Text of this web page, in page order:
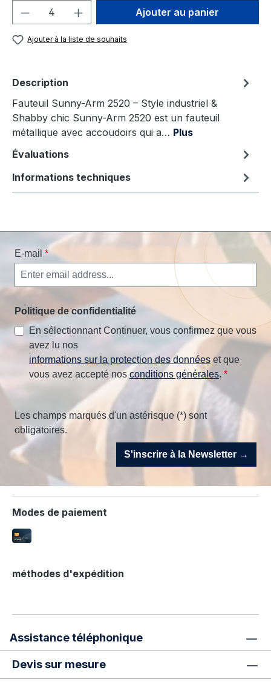
Quantité de produit : Entrez la
Ajouter au panier
Ajouter à la liste de souhaits
Description
Fauteuil Sunny-Arm 2520 – Style industriel &
Shabby chic Sunny-Arm 2520 est un fauteuil
métallique avec accoudoirs qui a… Plus
Évaluations
Informations techniques
E-mail *
Politique de confidentialité
En sélectionnant Continuer, vous confirmez que vous
avez lu nos
informations sur la protection des données et que
vous avez accepté nos conditions générales. *
Les champs marqués d'un astérisque (*) sont
obligatoires.
S'inscrire à la Newsletter →
Modes de paiement
méthodes d'expédition
Assistance téléphonique
Devis sur mesure